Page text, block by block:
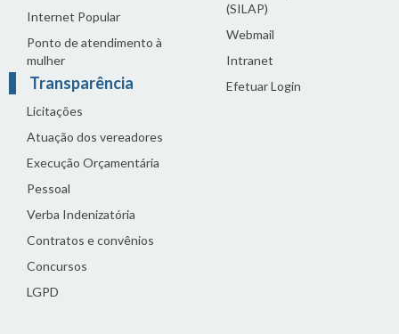
Internet Popular
Ponto de atendimento à
mulher
Transparência
Licitações
Atuação dos vereadores
Execução Orçamentária
Pessoal
Verba Indenizatória
Contratos e convênios
Concursos
LGPD
(SILAP)
Webmail
Intranet
Efetuar Login